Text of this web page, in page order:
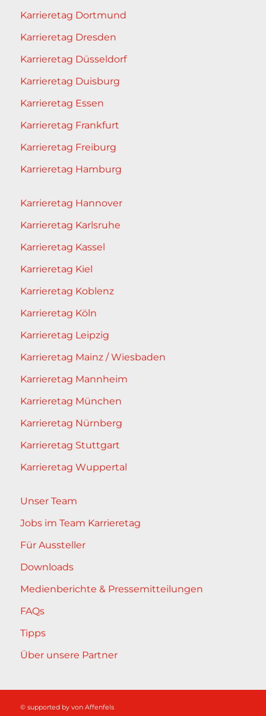
Karrieretag Dortmund
Karrieretag Dresden
Karrieretag Düsseldorf
Karrieretag Duisburg
Karrieretag Essen
Karrieretag Frankfurt
Karrieretag Freiburg
Karrieretag Hamburg
Karrieretag Hannover
Karrieretag Karlsruhe
Karrieretag Kassel
Karrieretag Kiel
Karrieretag Koblenz
Karrieretag Köln
Karrieretag Leipzig
Karrieretag Mainz / Wiesbaden
Karrieretag Mannheim
Karrieretag München
Karrieretag Nürnberg
Karrieretag Stuttgart
Karrieretag Wuppertal
Unser Team
Jobs im Team Karrieretag
Für Aussteller
Downloads
Medienberichte & Pressemitteilungen
FAQs
Tipps
Über unsere Partner
© supported by von Affenfels